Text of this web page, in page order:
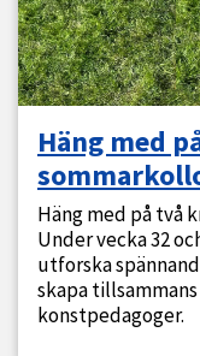
Häng med
Häng med på två
Under vecka 32
utforska
skapa
konstpedagoger.